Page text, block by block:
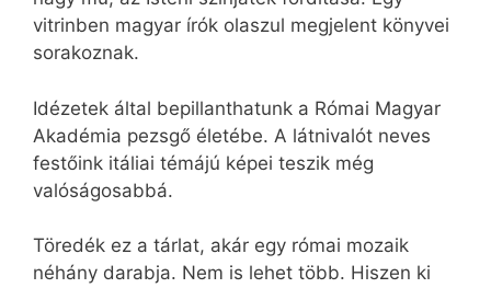
vitrinben magyar írók olaszul megjelent könyvei
sorakoznak.
Idézetek által bepillanthatunk a Római Magyar
Akadémia pezsgő életébe. A látnivalót neves
festőink itáliai témájú képei teszik még
valóságosabbá.
Töredék ez a tárlat, akár egy római mozaik
néhány darabja. Nem is lehet több. Hiszen ki